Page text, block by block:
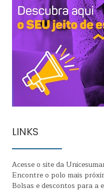
LINKS
Acesse o site da
Encontre o polo mais
Bolsas e descontos para a